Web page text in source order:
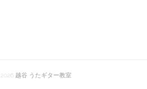
2026 越谷 うたギター教室